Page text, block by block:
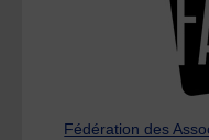
Fédération des